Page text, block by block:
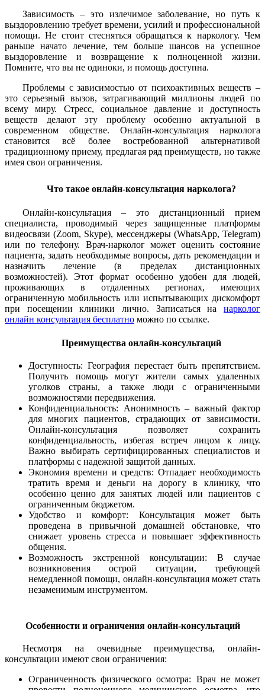
Зависимость – это излечимое заболевание, но путь к
выздоровлению требует времени, усилий и профессиональной
помощи. Не стоит стесняться обращаться к наркологу. Чем
раньше начато лечение, тем больше шансов на успешное
выздоровление и возвращение к полноценной жизни.
Помните, что вы не одиноки, и помощь доступна.
Проблемы с зависимостью от психоактивных веществ –
это серьезный вызов, затрагивающий миллионы людей по
всему миру. Стресс, социальное давление и доступность
веществ делают эту проблему особенно актуальной в
современном обществе. Онлайн-консультация нарколога
становится всё более востребованной альтернативой
традиционному приему, предлагая ряд преимуществ, но также
имея свои ограничения.
Что такое онлайн-консультация нарколога?
Онлайн-консультация – это дистанционный прием
специалиста, проводимый через защищенные платформы
видеосвязи (Zoom, Skype), мессенджеры (WhatsApp, Telegram)
или по телефону. Врач-нарколог может оценить состояние
пациента, задать необходимые вопросы, дать рекомендации и
назначить лечение (в пределах дистанционных
возможностей). Этот формат особенно удобен для людей,
проживающих в отдаленных регионах, имеющих
ограниченную мобильность или испытывающих дискомфорт
при посещении клиники лично. Записаться на нарколог
онлайн консультация бесплатно можно по ссылке.
Преимущества онлайн-консультаций
Доступность: География перестает быть препятствием.
Получить помощь могут жители самых удаленных
уголков страны, а также люди с ограниченными
возможностями передвижения.
Конфиденциальность: Анонимность – важный фактор
для многих пациентов, страдающих от зависимости.
Онлайн-консультация позволяет сохранить
конфиденциальность, избегая встреч лицом к лицу.
Важно выбирать сертифицированных специалистов и
платформы с надежной защитой данных.
Экономия времени и средств: Отпадает необходимость
тратить время и деньги на дорогу в клинику, что
особенно ценно для занятых людей или пациентов с
ограниченным бюджетом.
Удобство и комфорт: Консультация может быть
проведена в привычной домашней обстановке, что
снижает уровень стресса и повышает эффективность
общения.
Возможность экстренной консультации: В случае
возникновения острой ситуации, требующей
немедленной помощи, онлайн-консультация может стать
незаменимым инструментом.
Особенности и ограничения онлайн-консультаций
Несмотря на очевидные преимущества, онлайн-
консультации имеют свои ограничения:
Ограниченность физического осмотра: Врач не может